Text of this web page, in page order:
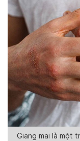
Giang mai là một